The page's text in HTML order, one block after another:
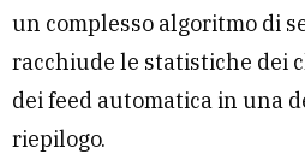
un complesso algoritmo di
racchiude le statistiche dei
dei feed automatica in una
riepilogo.